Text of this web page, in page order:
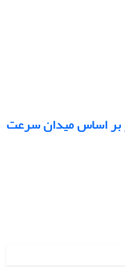
بر اساس میدان سرعت